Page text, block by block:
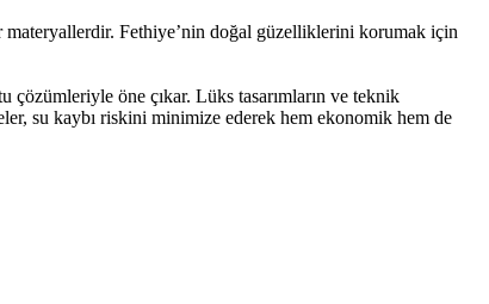
materyallerdir. Fethiye’nin doğal güzelliklerini korumak için
öne çıkar. Lüks tasarımların ve teknik
su kaybı riskini minimize ederek hem ekonomik hem de